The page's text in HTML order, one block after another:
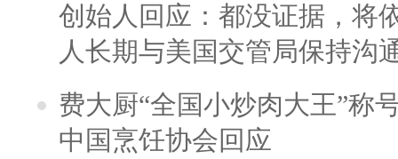
创始人回应：都没证据，将
人长期与美国交管局保持沟
费大厨“全国小炒肉大王”称
中国烹饪协会回应